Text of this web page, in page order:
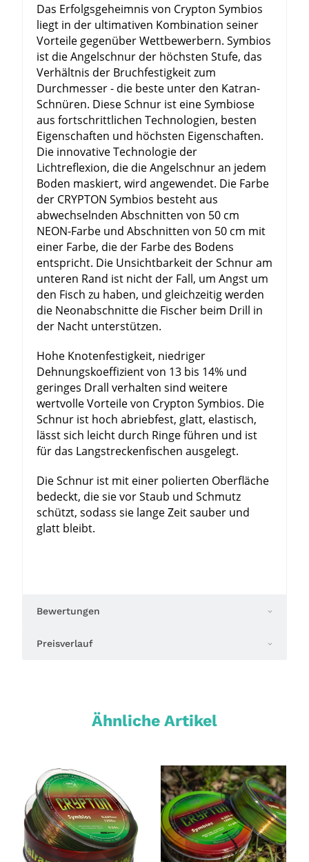
Das Erfolgsgeheimnis von Crypton Symbios
liegt in der ultimativen Kombination seiner
Vorteile gegenüber Wettbewerbern. Symbios
ist die Angelschnur der höchsten Stufe, das
Verhältnis der Bruchfestigkeit zum
Durchmesser - die beste unter den Katran-
Schnüren. Diese Schnur ist eine Symbiose
aus fortschrittlichen Technologien, besten
Eigenschaften und höchsten Eigenschaften.
Die innovative Technologie der
Lichtreflexion, die die Angelschnur an jedem
Boden maskiert, wird angewendet. Die Farbe
der CRYPTON Symbios besteht aus
abwechselnden Abschnitten von 50 cm
NEON-Farbe und Abschnitten von 50 cm mit
einer Farbe, die der Farbe des Bodens
entspricht. Die Unsichtbarkeit der Schnur am
unteren Rand ist nicht der Fall, um Angst um
den Fisch zu haben, und gleichzeitig werden
die Neonabschnitte die Fischer beim Drill in
der Nacht unterstützen.
Hohe Knotenfestigkeit, niedriger
Dehnungskoeffizient von 13 bis 14% und
geringes Drall verhalten sind weitere
wertvolle Vorteile von Crypton Symbios. Die
Schnur ist hoch abriebfest, glatt, elastisch,
lässt sich leicht durch Ringe führen und ist
für das Langstreckenfischen ausgelegt.
Die Schnur ist mit einer polierten Oberfläche
bedeckt, die sie vor Staub und Schmutz
schützt, sodass sie lange Zeit sauber und
glatt bleibt.
Bewertungen
Preisverlauf
Ähnliche Artikel